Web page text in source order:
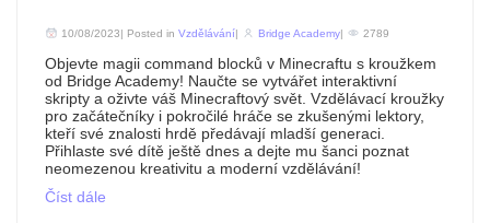
10/08/2023| Posted in Vzdělávání Bridge Academy 2789
Objevte magii command blocků v Minecraftu s kroužkem
od Bridge Academy! Naučte se vytvářet interaktivní
skripty a oživte váš Minecraftový svět. Vzdělávací kroužky
pro začátečníky i pokročilé hráče se zkušenými lektory,
kteří své znalosti hrdě předávají mladší generaci.
Přihlaste své dítě ještě dnes a dejte mu šanci poznat
neomezenou kreativitu a moderní vzdělávání!
Číst dále